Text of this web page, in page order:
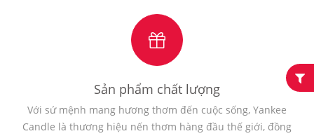
Sản phẩm chất lượng
Với sứ mệnh mang hương thơm đến cuộc sống, Yankee
Candle là thương hiệu nến thơm hàng đầu thế giới, đồng